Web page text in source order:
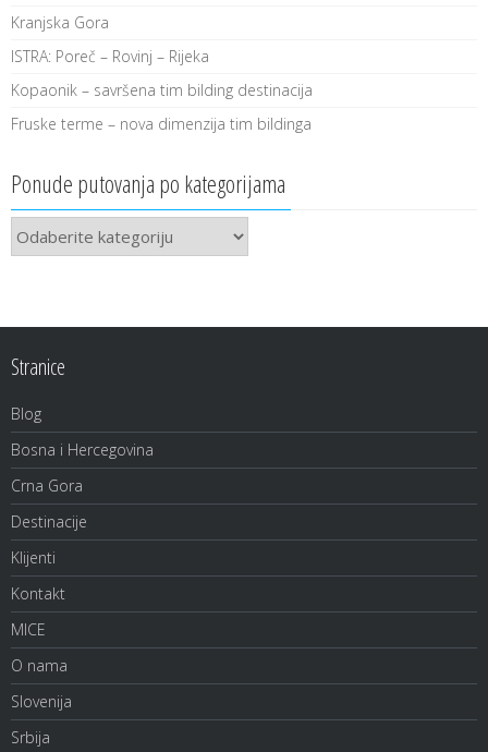
Kranjska Gora
ISTRA: Poreč – Rovinj – Rijeka
Kopaonik – savršena tim bilding destinacija
Fruske terme – nova dimenzija tim bildinga
Ponude putovanja po kategorijama
Ponude
putovanja
Stranice
Blog
Bosna i Hercegovina
Crna Gora
Destinacije
Klijenti
Kontakt
MICE
O nama
Slovenija
Srbija